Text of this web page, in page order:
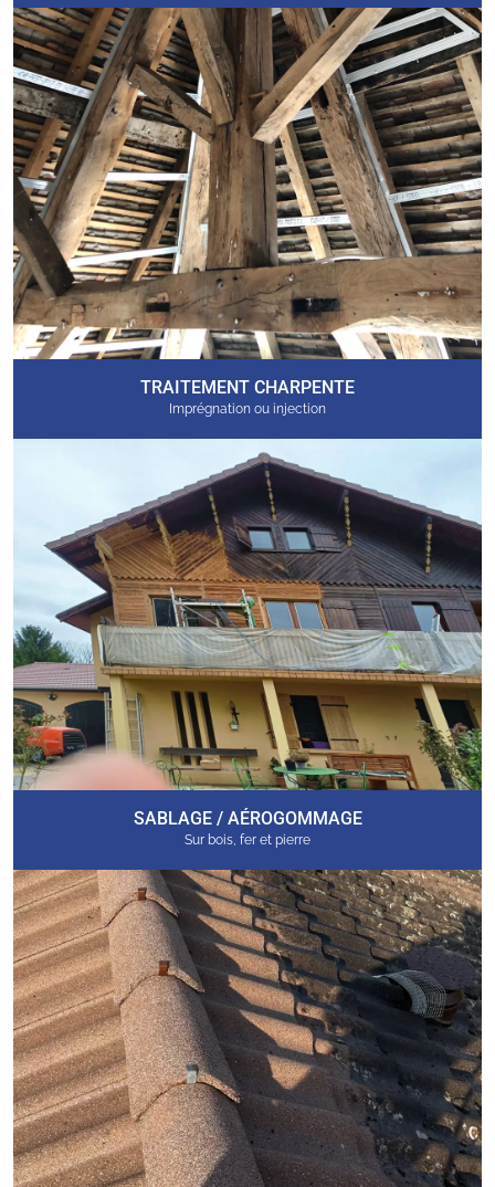
TRAITEMENT CHARPENTE
Imprégnation ou injection
SABLAGE / AÉROGOMMAGE
Sur bois, fer et pierre